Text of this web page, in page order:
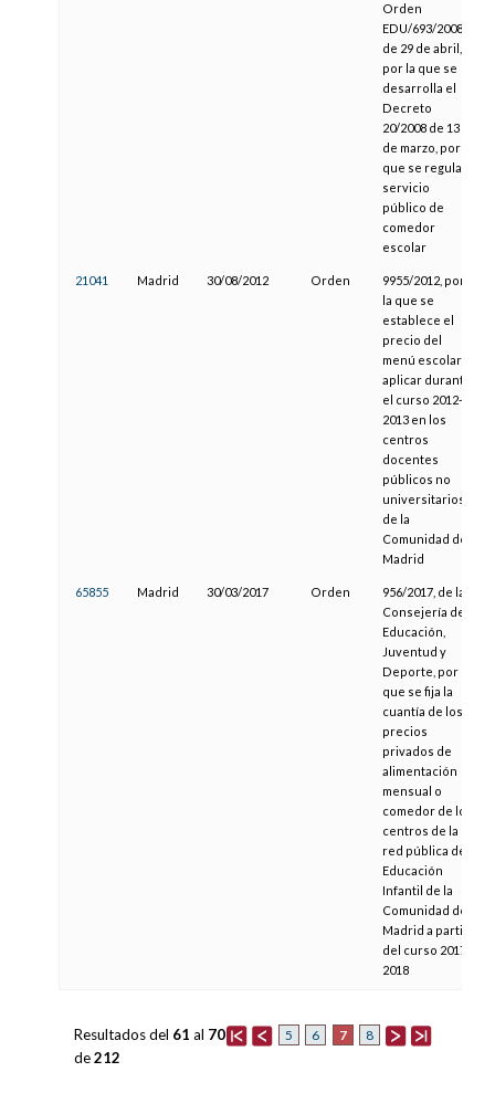
Orden
EDU/693/2008,
de 29 de abril,
por la que se
desarrolla el
Decreto
20/2008 de 13
de marzo, por el
que se regula el
servicio
público de
comedor
escolar
21041 Madrid 30/08/2012 Orden
9955/2012, por
la que se
establece el
precio del
menú escolar a
aplicar durante
el curso 2012-
2013 en los
centros
docentes
públicos no
universitarios
de la
Comunidad de
Madrid
65855 Madrid 30/03/2017 Orden
956/2017, de la
Consejería de
Educación,
Juventud y
Deporte, por la
que se fija la
cuantía de los
precios
privados de
alimentación
mensual o
comedor de los
centros de la
red pública de
Educación
Infantil de la
Comunidad de
Madrid a partir
del curso 2017-
2018
5 6 7 8
Resultados del 61 al 70
de212